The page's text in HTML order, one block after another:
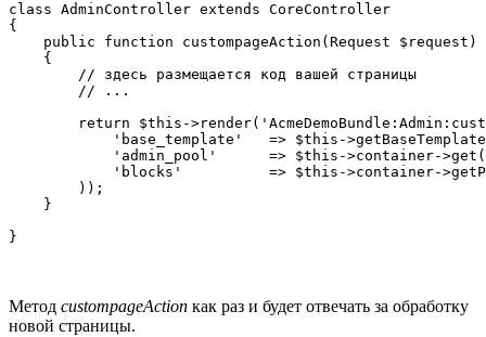
class AdminController extends CoreController
{
    public function custompageAction(Request $request)
    {
        // здесь размещается код вашей страницы
        // ...
return $this-
'base_template'   => $this-
'admin_pool'      => $this->container-
'blocks'          => $this->container-
        ));
    }
Метод custompageAction как раз и будет отвечать за обработку
новой страницы.